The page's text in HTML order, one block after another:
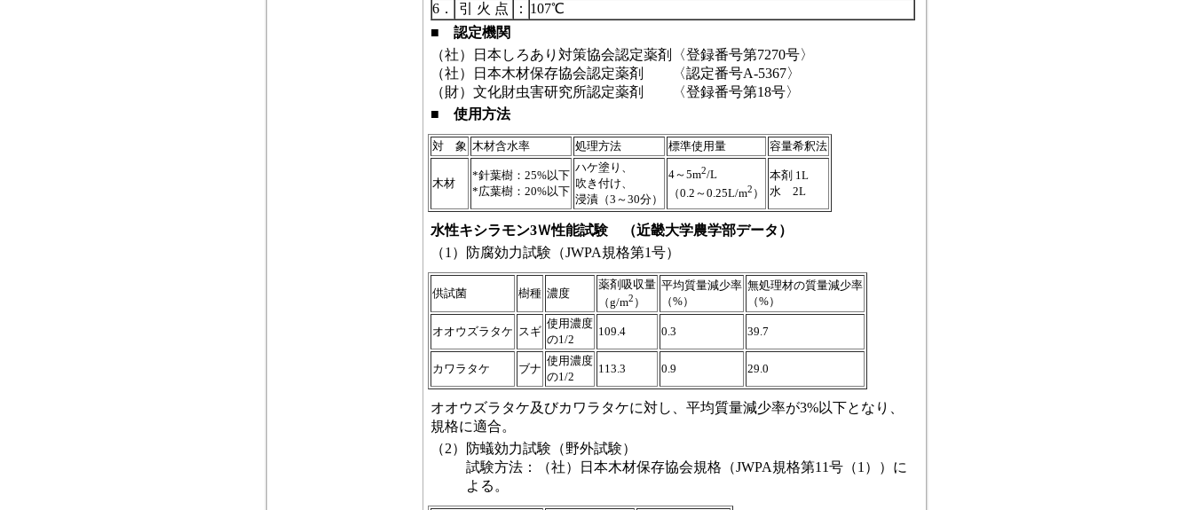
6．
引 火 点 ： 107℃
■ 認定機関
（社）日本しろあり対策協会認定薬剤
〈登録番号第7270号〉
（社）日本木材保存協会認定薬剤
〈認定番号A-5367〉
（財）文化財虫害研究所認定薬剤
〈登録番号第18号〉
■ 使用方法
対 象 木材含水率 処理方法 標準使用量 容量希釈法
木材
*針葉樹：25%以下
*広葉樹：20%以下
ハケ塗り、
吹き付け、
浸漬（3～30分）
4～5m2/L
（0.2～0.25L/m2 ）
本剤 1L
水 2L
水性キシラモン3Ｗ性能試験 （近畿大学農学部データ）
（1）
防腐効力試験（JWPA規格第1号）
供試菌 樹種 濃度
薬剤吸収量
（g/m2 ）
平均質量減少率
（%）
無処理材の質量減少率
（%）
オオウズラタケ スギ
使用濃度
の1/2
109.4 0.3 39.7
カワラタケ ブナ
使用濃度
の1/2
113.3 0.9 29.0
オオウズラタケ及びカワラタケに対し、平均質量減少率が3%以下となり、
規格に適合。
（2）
防蟻効力試験（野外試験）
試験方法：（社）日本木材保存協会規格（JWPA規格第11号（1））に
よる。